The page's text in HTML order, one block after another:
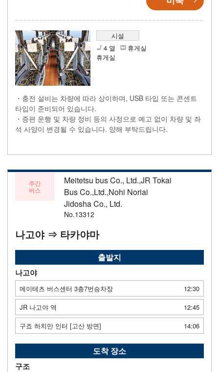
시설
4 열
휴게실
휴게실
・충전 설비는 차량에 따라 상이하며, USB 타입 또는 콘센트
타입이 준비되어 있습니다.
・증편 운행 및 차량 정비 등의 사정으로 예고 없이 차량 및 좌
석 사양이 변경될 수 있습니다. 양해 부탁드립니다.
주간
버스
Meitetsu bus Co., Ltd.,JR Tokai
Bus Co.,Ltd.,Nohi Noriai
Jidosha Co., Ltd.
No.13312
나고야 ⇒ 타카야마
출발지
나고야
메이테츠 버스센터 3층7번승차장
12:30
JR 나고야 역
12:45
구죠 하치만 인터 [고산 방면]
14:06
도착 장소
구조